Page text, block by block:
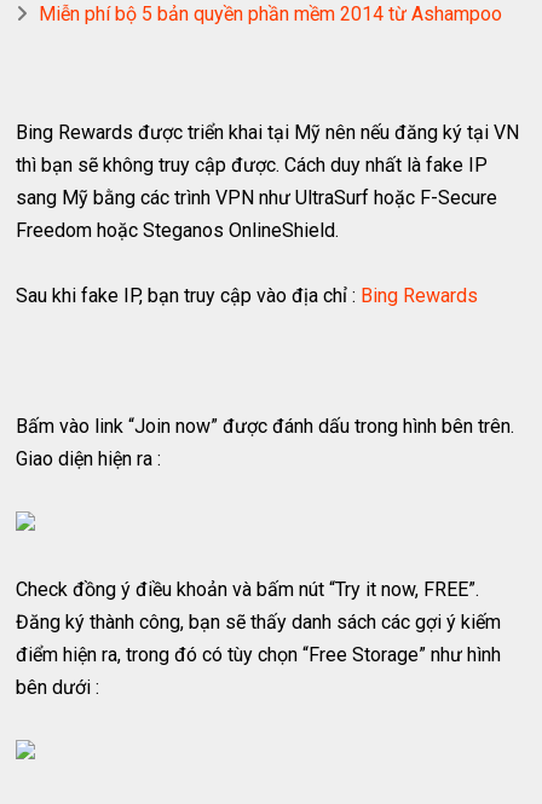
Miễn phí bộ 5 bản quyền phần mềm 2014 từ Ashampoo
Bing Rewards được triển khai tại Mỹ nên nếu đăng ký tại VN
thì bạn sẽ không truy cập được. Cách duy nhất là fake IP
sang Mỹ bằng các trình VPN như UltraSurf hoặc F-Secure
Freedom hoặc Steganos OnlineShield.
Sau khi fake IP, bạn truy cập vào địa chỉ : Bing Rewards
Bấm vào link “Join now” được đánh dấu trong hình bên trên.
Giao diện hiện ra :
Check đồng ý điều khoản và bấm nút “Try it now, FREE”.
Đăng ký thành công, bạn sẽ thấy danh sách các gợi ý kiếm
điểm hiện ra, trong đó có tùy chọn “Free Storage” như hình
bên dưới :